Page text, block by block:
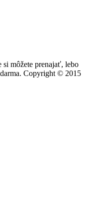
môžete prenajať, lebo
Copyright © 2015